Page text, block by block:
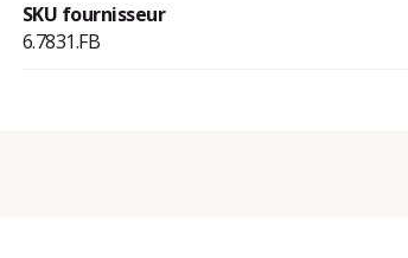
SKU fournisseur
6.7831.FB